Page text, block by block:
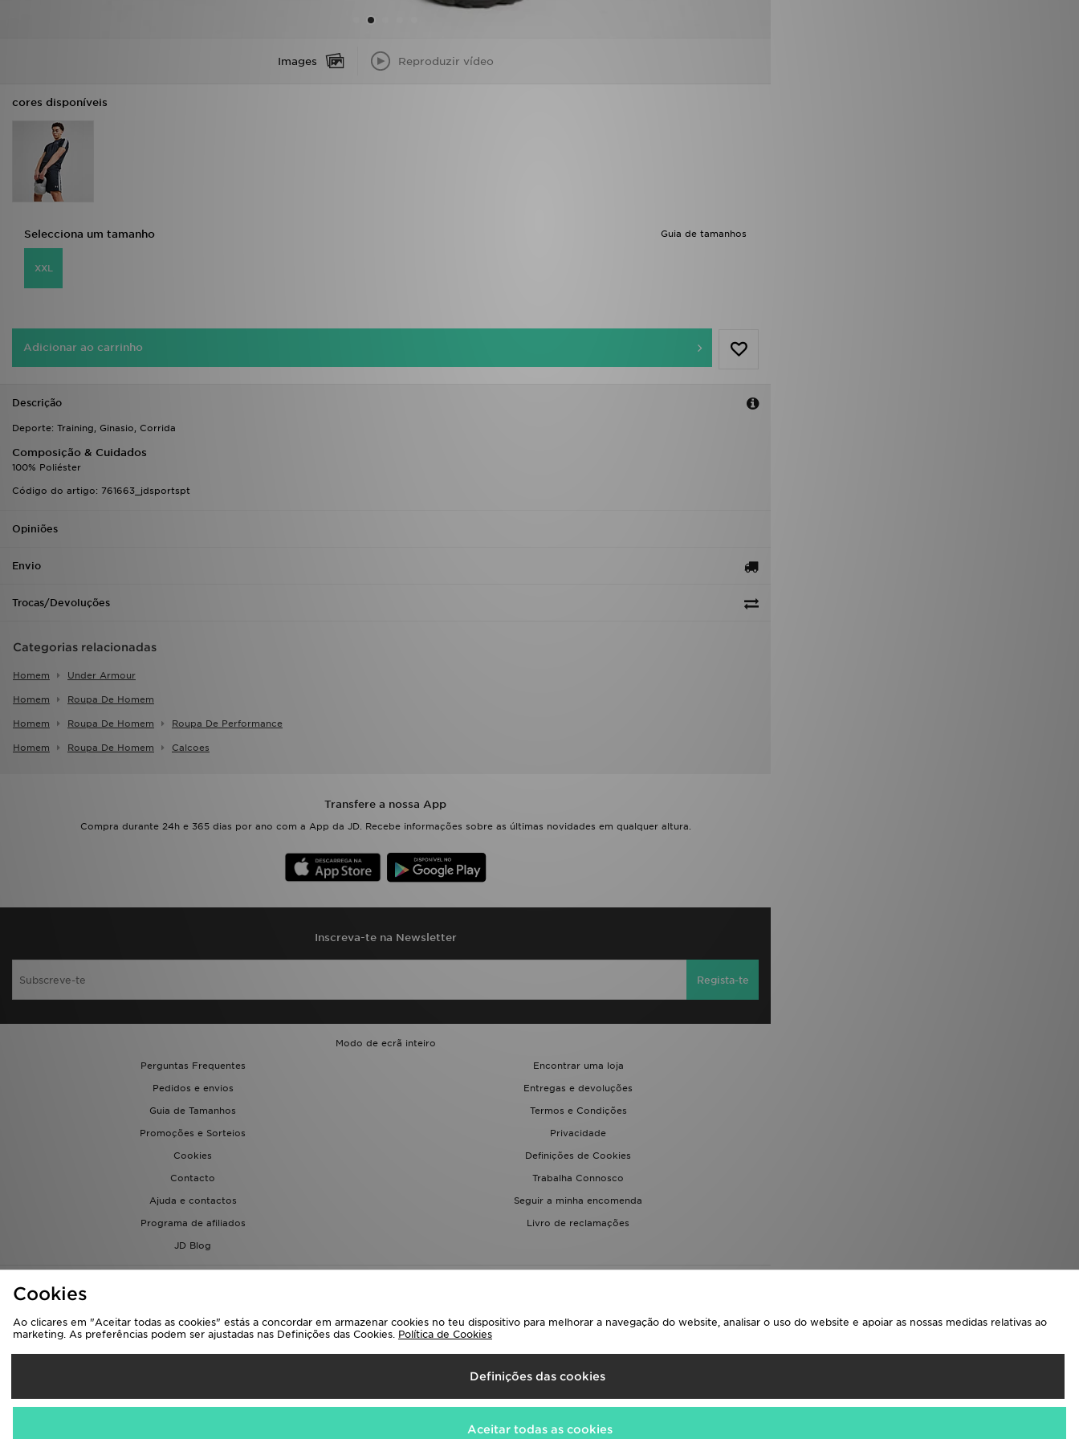
Images Reproduzir vídeo
cores disponíveis
Guia de tamanhos
Selecciona um tamanho
XXL
Adicionar ao carrinho
Descrição
Deporte: Training, Ginasio, Corrida
Composição & Cuidados
100% Poliéster
Código do artigo: 761663_jdsportspt
Opiniões
Envio
Trocas/Devoluções
Categorias relacionadas
Homem Under Armour
Homem Roupa De Homem
Homem Roupa De Homem Roupa De Performance
Homem Roupa De Homem Calcoes
Transfere a nossa App
Compra durante 24h e 365 dias por ano com a App da JD. Recebe informações sobre as últimas novidades em qualquer altura.
Inscreva-te na Newsletter
Regista-te
Modo de ecrã inteiro
Perguntas Frequentes
Encontrar uma loja
Pedidos e envios
Entregas e devoluções
Guia de Tamanhos
Termos e Condições
Promoções e Sorteios
Privacidade
Cookies
Definições de Cookies
Contacto
Trabalha Connosco
Ajuda e contactos
Seguir a minha encomenda
Programa de afiliados
Livro de reclamações
JD Blog
Seleciona O País
Aceitamos os seguintes métodos de pagamento
Cookies
Ao clicares em "Aceitar todas as cookies" estás a concordar em armazenar cookies no teu dispositivo para melhorar a navegação do website, analisar o uso do website e apoiar as nossas medidas relativas ao
marketing. As preferências podem ser ajustadas nas Definições das Cookies. Política de Cookies
Definições das cookies
Aceitar todas as cookies